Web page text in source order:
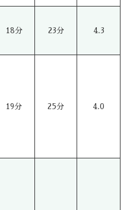
18分 23分 4.3
19分 25分 4.0